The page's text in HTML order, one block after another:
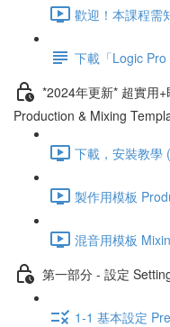
歡迎！本課程需
下載「Logic Pro
*2024年更新* 超實用
Production & Mixing
下載，安裝教學
製作用模板
混音用模板
第一部分 - 設定
1-1 基本設定